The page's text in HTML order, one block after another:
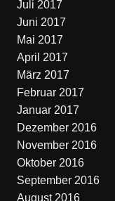
Juli 2017
Juni 2017
Mai 2017
April 2017
März 2017
Februar 2017
Januar 2017
Dezember 2016
November 2016
Oktober 2016
September 2016
August 2016